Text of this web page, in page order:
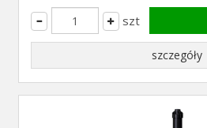
szt
szczegóły